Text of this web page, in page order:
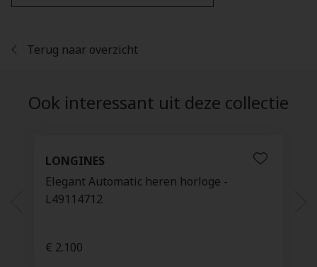
Terug naar overzicht
Ook interessant uit deze collectie
LONGINES
Elegant Automatic heren horloge -
L49114712
€ 2.100